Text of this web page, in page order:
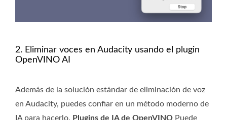
2. Eliminar voces en Audacity usando el plugin
OpenVINO AI
Además de la solución estándar de eliminación de voz
en Audacity, puedes confiar en un método moderno de
IA para hacerlo. Plugins de IA de OpenVINO Puede